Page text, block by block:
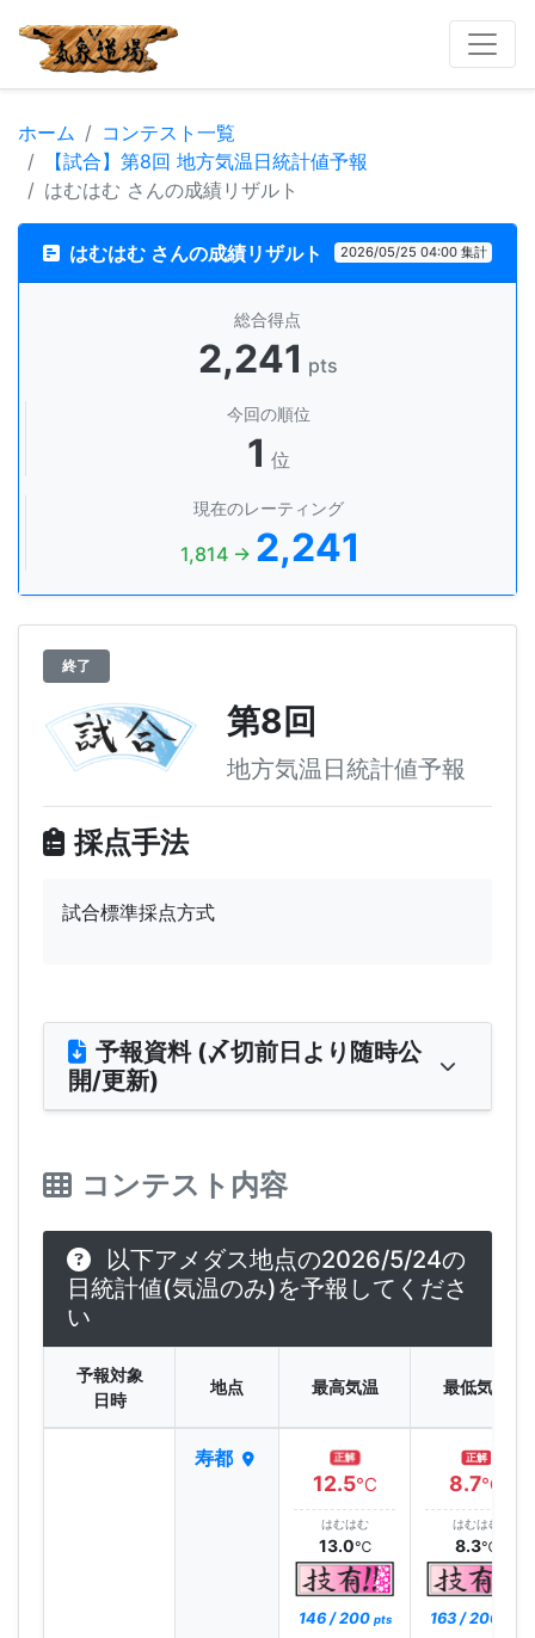
ホーム
コンテスト一覧
【試合】第8回 地方気温日統計値予報
はむはむ さんの成績リザルト
はむはむ さんの成績リザルト 2026/05/25 04:00 集計
総合得点
2,241 pts
今回の順位
1 位
現在のレーティング
1,814 → 2,241
終了
第8回
地方気温日統計値予報
採点手法
試合標準採点方式
予報資料 (〆切前日より随時公
開/更新)
コンテスト内容
以下アメダス地点の2026/5/24の
日統計値(気温のみ)を予報してくださ
い
予報対象
日時
地点 最高気温 最低気温
寿都 正解
12.5℃
はむはむ
13.0℃
146 / 200 pts
正解
8.7℃
はむはむ
8.3℃
163 / 200